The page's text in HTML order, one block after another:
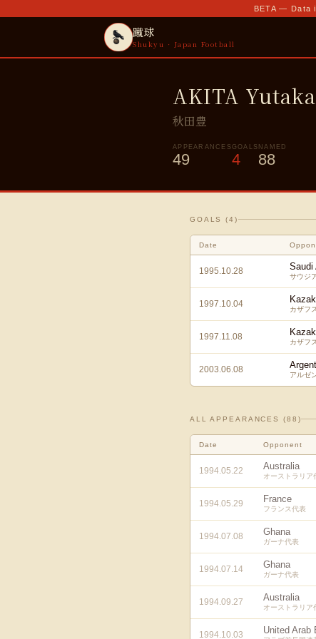
BETA — Data
蹴球
Shukyu · Japan Football
AKITA Yutaka
秋田豊
APPEARANCES
49
GOALS
4
NAMED
88
GOALS (4 )
Date
1995.10.28 Saudi
サウジ
1997.10.04
カザフ
1997.11.08
カザフ
2003.06.08
アルゼ
ALL APPEARANCES (88 )
Date Opponent
1994.05.22 Australia
オーストラリア
1994.05.29 France
フランス代表
1994.07.08 Ghana
ガーナ代表
1994.07.14 Ghana
ガーナ代表
1994.09.27 Australia
オーストラリア
1994.10.03 United Arab